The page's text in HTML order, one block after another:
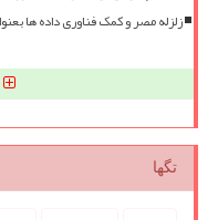
زلزله مصر و کمک فناوری داده ها
تگها